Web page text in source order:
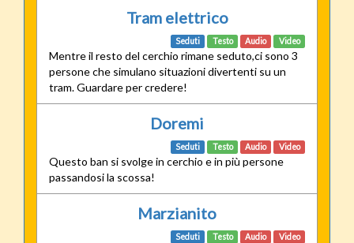
Tram elettrico
Seduti Testo Audio Video
Mentre il resto del cerchio rimane seduto,ci sono 3
persone che simulano situazioni divertenti su un
tram. Guardare per credere!
Doremi
Seduti Testo Audio Video
Questo ban si svolge in cerchio e in più persone
passandosi la scossa!
Marzianito
Seduti Testo Audio Video